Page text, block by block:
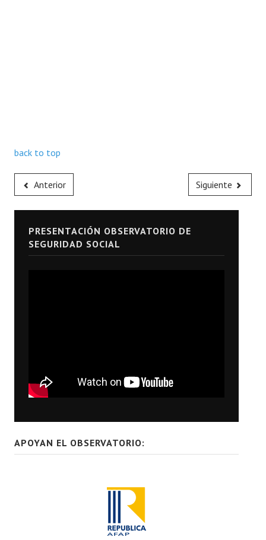
back to top
Anterior Siguiente
PRESENTACIÓN OBSERVATORIO DE
SEGURIDAD SOCIAL
APOYAN EL OBSERVATORIO: